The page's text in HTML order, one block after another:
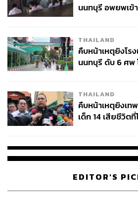
เงินในซูเปอร์มาร์เก็ตหลายแห่งใช้งาน
เอเชียเกิดความล่าช้า รวมถึงระบบจัด
แพทย์ของโรงพยาบาลศิริราช ปิยมห
ปัญหาล่าช้าเช่นเดียวกัน
นนทบุรี อพยพเ
THAILAND
คืบหน้าเหตุยิงโร
นนทบุรี ดับ 6 ศพ
THAILAND
คืบหน้าเหตุยิงเท
เด็ก 14 เสียชีวิต
EDITOR'S